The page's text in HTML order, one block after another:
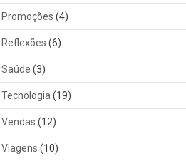
Promoções (4)
Reflexões (6)
Saúde (3)
Tecnologia (19)
Vendas (12)
Viagens (10)